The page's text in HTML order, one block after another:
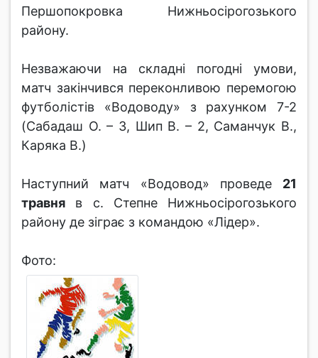
Першопокровка Нижньосірогозького
району.
Незважаючи на складні погодні умови,
матч закінчився переконливою перемогою
футболістів «Водоводу» з рахунком 7-2
(Сабадаш О. – 3, Шип В. – 2, Саманчук В.,
Каряка В.)
Наступний матч «Водовод» проведе 21
травня в с. Степне Нижньосірогозького
району де зіграє з командою «Лідер».
Фото: